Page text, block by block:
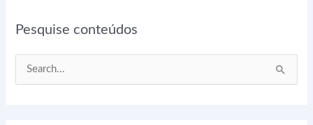
Pesquise conteúdos